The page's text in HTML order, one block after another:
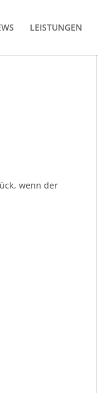
LEISTUNGEN
wenn der